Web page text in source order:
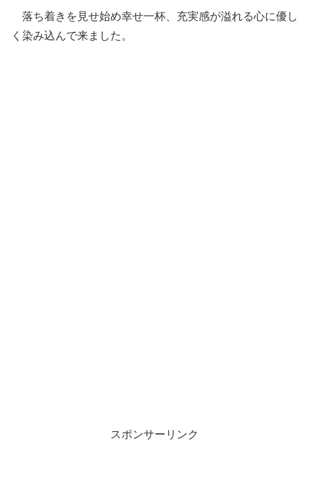
落ち着きを見せ始め幸せ一杯、充実感が溢れる心に優し
く染み込んで来ました。
スポンサーリンク